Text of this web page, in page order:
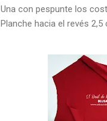
Una con pespunte los
Planche hacia el revés 2,5